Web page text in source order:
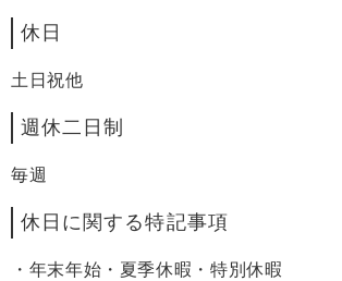
休日
土日祝他
週休二日制
毎週
休日に関する特記事項
・年末年始・夏季休暇・特別休暇